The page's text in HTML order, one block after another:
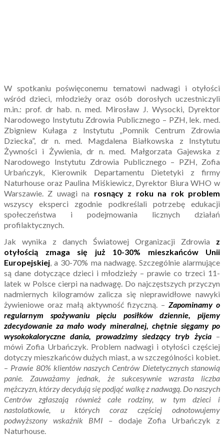
W spotkaniu poświęconemu tematowi nadwagi i otyłości
wśród dzieci, młodzieży oraz osób dorosłych uczestniczyli
m.in.: prof. dr hab. n. med. Mirosław J. Wysocki, Dyrektor
Narodowego Instytutu Zdrowia Publicznego – PZH, lek. med.
Zbigniew Kułaga z Instytutu „Pomnik Centrum Zdrowia
Dziecka”, dr n. med. Magdalena Białkowska z Instytutu
Żywności i Żywienia, dr n. med. Małgorzata Gajewska z
Narodowego Instytutu Zdrowia Publicznego – PZH, Zofia
Urbańczyk, Kierownik Departamentu Dietetyki z firmy
Naturhouse oraz Paulina Miśkiewicz, Dyrektor Biura WHO w
Warszawie. Z uwagi na rosnący z roku na rok problem
wszyscy eksperci zgodnie podkreślali potrzebę edukacji
społeczeństwa i podejmowania licznych działań
profilaktycznych.
Jak wynika z danych Światowej Organizacji Zdrowia z
otyłością zmaga się już 10-30% mieszkańców Unii
Europejskiej, a 30-70% ma nadwagę. Szczególnie alarmujące
są dane dotyczące dzieci i młodzieży – prawie co trzeci 11-
latek w Polsce cierpi na nadwagę. Do najczęstszych przyczyn
nadmiernych kilogramów zalicza się nieprawidłowe nawyki
żywieniowe oraz małą aktywność fizyczną. –Zapominamy o
regularnym spożywaniu pięciu posiłków dziennie, pijemy
zdecydowanie za mało wody mineralnej, chętnie sięgamy po
wysokokaloryczne dania, prowadzimy siedzący tryb życia–
mówi Zofia Urbańczyk. Problem nadwagi i otyłości częściej
dotyczy mieszkańców dużych miast, a w szczególności kobiet.
– Prawie 80% klientów naszych Centrów Dietetycznych stanowią
panie. Zauważamy jednak, że sukcesywnie wzrasta liczba
mężczyzn, którzy decydują się podjąć walkę z nadwagą. Do naszych
Centrów zgłaszają również całe rodziny, w tym dzieci i
nastolatkowie, u których coraz częściej odnotowujemy
podwyższony wskaźnik BMI – dodaje Zofia Urbańczyk z
Naturhouse.